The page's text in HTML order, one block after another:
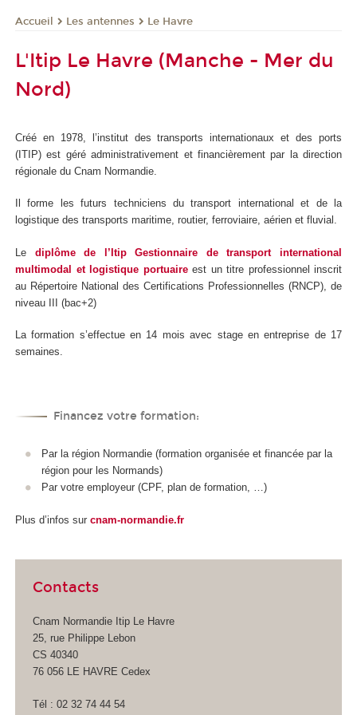
Accueil Les antennes Le Havre
L'Itip Le Havre (Manche - Mer du
Nord)
Créé en 1978, l’institut des transports internationaux et des ports
(ITIP) est géré administrativement et financièrement par la direction
régionale du Cnam Normandie.
Il forme les futurs techniciens du transport international et de la
logistique des transports maritime, routier, ferroviaire, aérien et fluvial.
Le diplôme de l’Itip Gestionnaire de transport international
multimodal et logistique portuaireest un titre professionnel inscrit
au Répertoire National des Certifications Professionnelles (RNCP), de
niveau III (bac+2)
La formation s’effectue en 14 mois avec stage en entreprise de 17
semaines.
Financez votre formation:
Par la région Normandie (formation organisée et financée par la
région pour les Normands)
Par votre employeur (CPF, plan de formation, …)
Plus d’infos sur cnam-normandie.fr
Contacts
Cnam Normandie Itip Le Havre
25, rue Philippe Lebon
CS 40340
76 056 LE HAVRE Cedex
Tél : 02 32 74 44 54